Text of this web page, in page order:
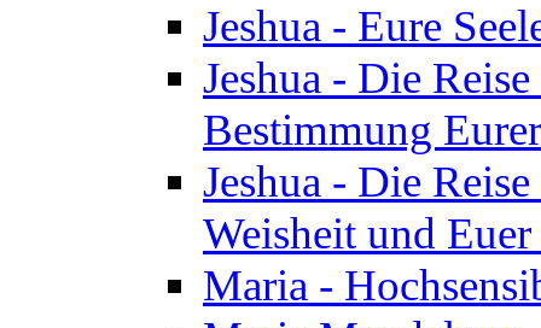
Jeshua - Eure
Jeshua - Die
Bestimmung
Jeshua - Die
Weisheit und
Maria -